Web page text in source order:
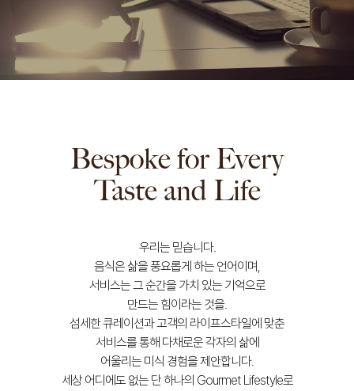
Bespoke for Every
Taste and Life
우리는 믿습니다.
음식은 삶을 풍요롭게 하는 언어이며,
서비스는 그 순간을 가치 있는 기억으로
만드는 힘이라는 것을.
섬세한 큐레이션과 고객의 라이프스타일에 맞춘
서비스를 통해 다채로운 각자의 삶에
어울리는 미식 경험을 제안합니다.
세상 어디에도 없는 단 하나의 Gourmet Lifestyle로